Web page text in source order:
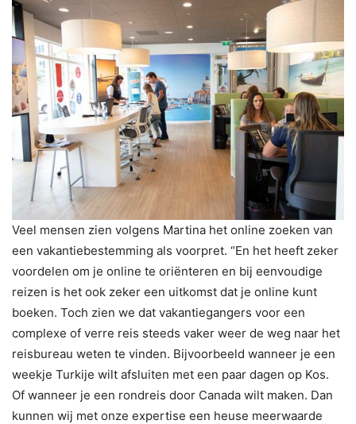
Veel mensen zien volgens Martina het online zoeken van
een vakantiebestemming als voorpret. “En het heeft zeker
voordelen om je online te oriënteren en bij eenvoudige
reizen is het ook zeker een uitkomst dat je online kunt
boeken. Toch zien we dat vakantiegangers voor een
complexe of verre reis steeds vaker weer de weg naar het
reisbureau weten te vinden. Bijvoorbeeld wanneer je een
weekje Turkije wilt afsluiten met een paar dagen op Kos.
Of wanneer je een rondreis door Canada wilt maken. Dan
kunnen wij met onze expertise een heuse meerwaarde